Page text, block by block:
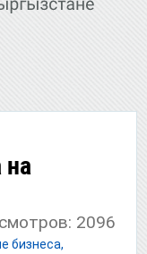
на
2096
бизнеса,